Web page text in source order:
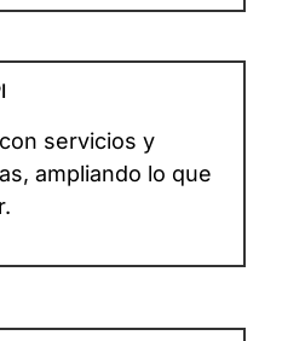
servicios y
ampliando lo que